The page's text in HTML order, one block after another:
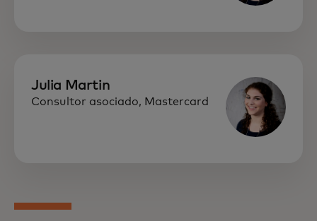
Julia Martin
Consultor asociado, Mastercard